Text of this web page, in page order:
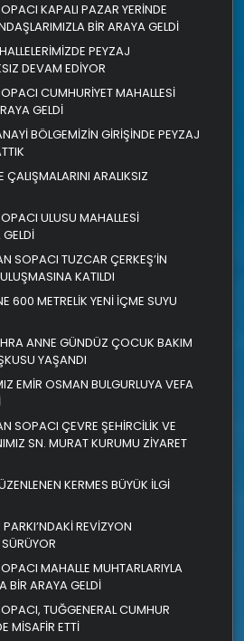
KAPALI PAZAR YERİNDE
BİR ARAYA GELDİ
PEYZAJ
DEVAM EDİYOR
CUMHURİYET MAHALLESİ
GELDİ
BÖLGEMİZİN GİRİŞİNDE PEYZAJ
ÇALIŞMALARINI ARALIKSIZ
ULUSU MAHALLESİ
GELDİ
SOPACI TUZCAR ÇERKEŞ’İN
KATILDI
600 METRELİK YENİ İÇME SUYU
ANNE GÜNDÜZ ÇOCUK BAKIM
YAŞANDI
EMİR OSMAN BULGURLUYA VEFA
SOPACI ÇEVRE ŞEHİRCİLİK VE
SN. MURAT KURUMU ZİYARET
KERMES BÜYÜK İLGİ
REVİZYON
MAHALLE MUHTARLARIYLA
BİR ARAYA GELDİ
TUĞGENERAL CUMHUR
MİSAFİR ETTİ